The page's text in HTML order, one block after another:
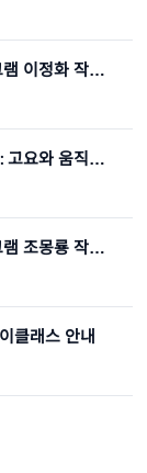
[전시] 울산 당당한방병원 문화예술 프로그램 이정화 작가 초대전《숨, 고르다 : 선 하나가 건네는 마음》
[이벤트] 조몽룡작가 초대전《머무는 사이: 고요와 움직임의 경계에서》전시 관람 후기 이벤트
[전시] 울산 당당한방병원 문화예술 프로그램 조몽룡 작가 초대전《머무는 사이: 고요와 움직임의 경계에서》
클래스 안내